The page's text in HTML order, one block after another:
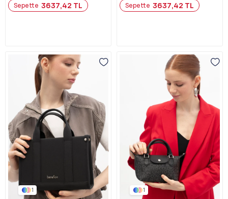
Sepette 3637,42 TL Sepette 3637,42 TL
1 1